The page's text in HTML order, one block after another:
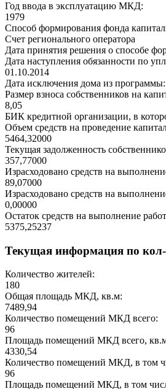
Год ввода в эксплуатацию МКД:
1979
Способ формирования фонда
Счет регионального оператора
Дата принятия решения о способе
Дата наступления обязанности по
01.10.2014
Дата исключения дома из программы:
Размер взноса собственников на
8,05
БИК кредитной организации, в
Объем средств на проведение
5464,32000
Текущая задолженность
357,77000
Израсходовано средств на
89,07000
Израсходовано средств на
0,00000
Остаток средств на выполнение
5375,25237
Текущая информация по
Количество жителей:
180
Общая площадь МКД, кв.м:
7489,94
Количество помещений МКД всего:
96
Площадь помещений МКД всего,
4330,54
Количество помещений МКД, в том
96
Площадь помещений МКД, в том